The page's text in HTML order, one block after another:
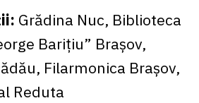
Grădina Nuc, Biblioteca
Barițiu” Brașov,
Filarmonica Brașov,
Reduta